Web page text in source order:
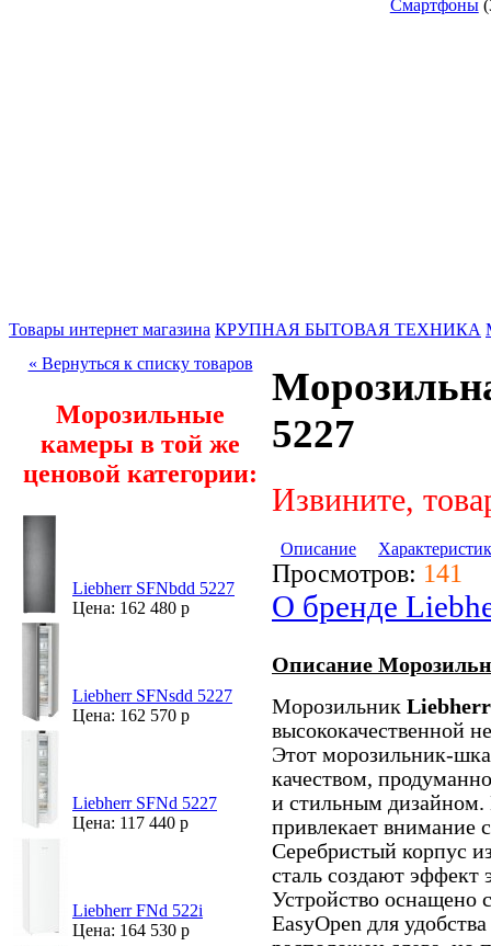
Смартфоны
Товары интернет магазина КРУПНАЯ БЫТОВАЯ ТЕХНИКА
« Вернуться к списку товаров
Морозильные
камеры в той же
ценовой категории:
Liebherr SFNbdd 5227
Цена: 162 480 р
Liebherr SFNsdd 5227
Цена: 162 570 р
Liebherr SFNd 5227
Цена: 117 440 р
Liebherr FNd 522i
Цена: 164 530 р
5227
Извините,
Описание
Просмотров: 141
О бренде
Описание
Морозильник
высококачественной
Этот морозильник-
качеством,
и стильным дизайном.
привлекает внимание
Серебристый корпус
сталь создают эффект
Устройство оснащено
EasyOpen для